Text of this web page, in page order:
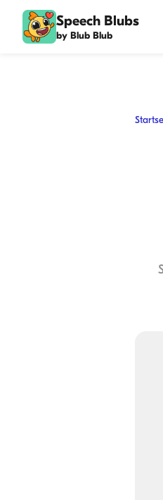
Speech Blubs
by Blub Blub